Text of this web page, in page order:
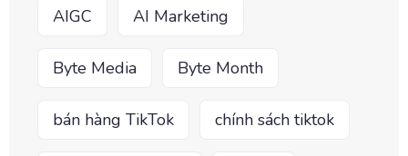
AIGC AI Marketing
Byte Media Byte Month
bán hàng TikTok chính sách tiktok